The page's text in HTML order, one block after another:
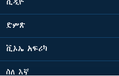
ቪዲዮ
ድምጽ
ቪኦኤ አፍሪካ
ስለ እኛ